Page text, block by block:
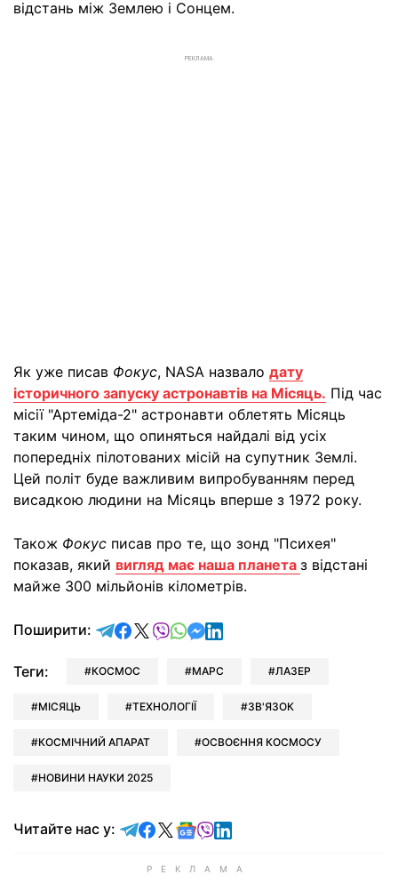
відстань між Землею і Сонцем.
РЕКЛАМА
Як уже писав Фокус, NASA назвало дату
історичного запуску астронавтів на Місяць. Під час
місії "Артеміда-2" астронавти облетять Місяць
таким чином, що опиняться найдалі від усіх
попередніх пілотованих місій на супутник Землі.
Цей політ буде важливим випробуванням перед
висадкою людини на Місяць вперше з 1972 року.
Також Фокус писав про те, що зонд "Психея"
показав, який вигляд має наша планета з відстані
майже 300 мільйонів кілометрів.
Поширити: відправити у Telegram
поділитись у Facebook
поділитись у X
відправити у Viber
відправити у Whatsapp
відправити у Messenger
відправити у LinkedIn
Теги: КОСМОС МАРС ЛАЗЕР
МІСЯЦЬ ТЕХНОЛОГІЇ ЗВ'ЯЗОК
КОСМІЧНИЙ АПАРАТ ОСВОЄННЯ КОСМОСУ
НОВИНИ НАУКИ 2025
Читайте нас у: Читайте у Telegram
Читайте у Facebook
Читайте у X
Читайте у Google news
Читайте у Viber
Читайте у LinkedIn